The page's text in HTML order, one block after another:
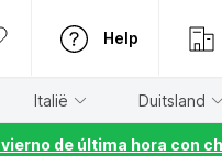
Help
Italië Duitsland
de última hora con